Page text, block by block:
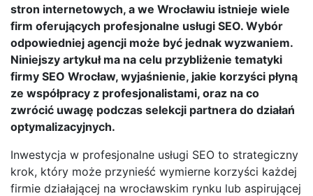
stron internetowych, a we Wrocławiu istnieje wiele
firm oferujących profesjonalne usługi SEO. Wybór
odpowiedniej agencji może być jednak wyzwaniem.
Niniejszy artykuł ma na celu przybliżenie tematyki
firmy SEO Wrocław, wyjaśnienie, jakie korzyści płyną
ze współpracy z profesjonalistami, oraz na co
zwrócić uwagę podczas selekcji partnera do działań
optymalizacyjnych.
Inwestycja w profesjonalne usługi SEO to strategiczny
krok, który może przynieść wymierne korzyści każdej
firmie działającej na wrocławskim rynku lub aspirującej